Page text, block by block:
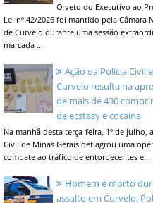
O veto do Executivo ao
Lei nº 42/2026 foi mantido pela Câmara
de Curvelo durante uma sessão
marcada ...
Ação da Polícia Civil
Curvelo resulta na
de mais de 430
de ecstasy e cocaína
Na manhã desta terça-feira, 1º de julho,
Civil de Minas Gerais deflagrou uma
combate ao tráfico de entorpecentes e...
Homem é morto
assalto em Curvelo;